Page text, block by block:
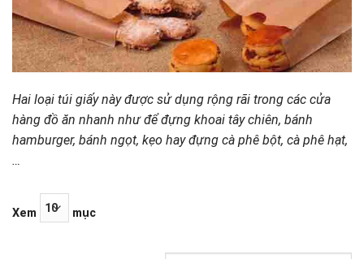
Hai loại túi giấy này được sử dụng rộng rãi trong các cửa
hàng đồ ăn nhanh như để đựng khoai tây chiên, bánh
hamburger, bánh ngọt, kẹo hay đựng cà phê bột, cà phê hạt,
…
Xem mục